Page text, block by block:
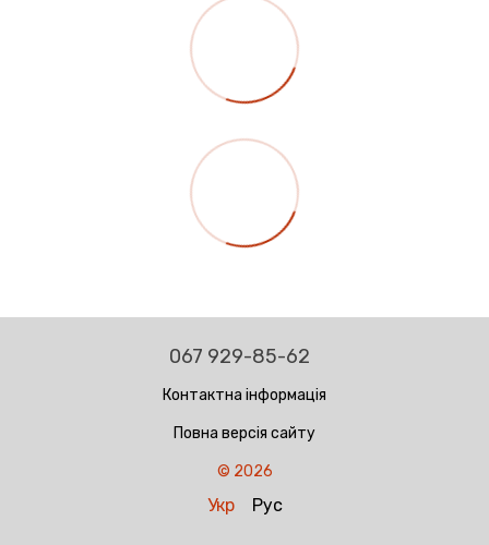
067 929-85-62
Контактна інформація
Повна версія сайту
© 2026
Укр Рус